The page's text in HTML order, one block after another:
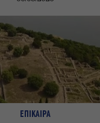
ΕΠΙΚΑΙΡΑ